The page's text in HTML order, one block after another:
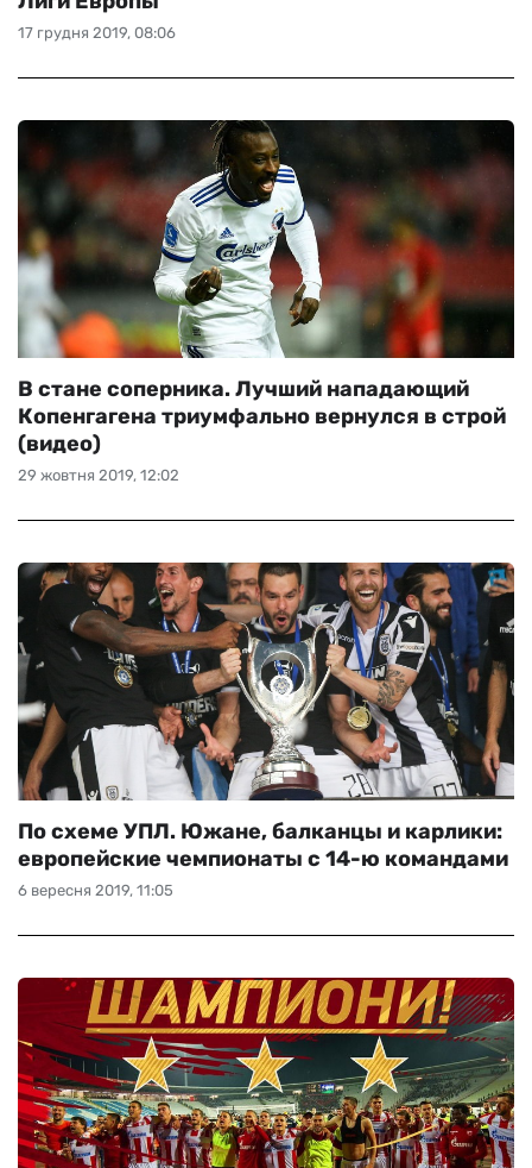
17 грудня 2019, 08:06
29 жовтня 2019, 12:02
В стане соперника. Лучший нападающий
Копенгагена триумфально вернулся в строй
(видео)
6 вересня 2019, 11:05
По схеме УПЛ. Южане, балканцы и карлики:
европейские чемпионаты с 14-ю командами